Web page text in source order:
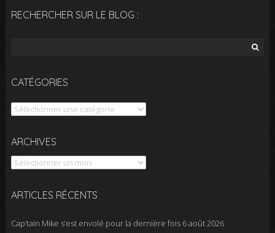
RECHERCHER SUR LE BLOG :
CATÉGORIES
Catégories
ARCHIVES
Archives
ARTICLES RÉCENTS
Cap’tain Mike s’est envolé pour la dernière fois 6 août 2026